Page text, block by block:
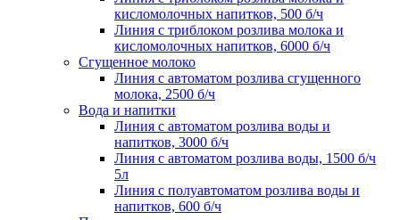
кисломолочных напитков, 500 б/ч
Линия с триблоком розлива молока и
кисломолочных напитков, 6000 б/ч
Сгущенное молоко
Линия с автоматом розлива сгущенного
молока, 2500 б/ч
Вода и напитки
Линия с автоматом розлива воды и
напитков, 3000 б/ч
Линия с автоматом розлива воды, 1500 б/ч
5л
Линия с полуавтоматом розлива воды и
напитков, 600 б/ч